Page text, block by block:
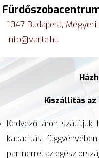
1047 Budapest, Megyeri
info@varte.hu
Kiszállítás
Kedvező áron szállítjuk
kapacitás
partnerrel az egész